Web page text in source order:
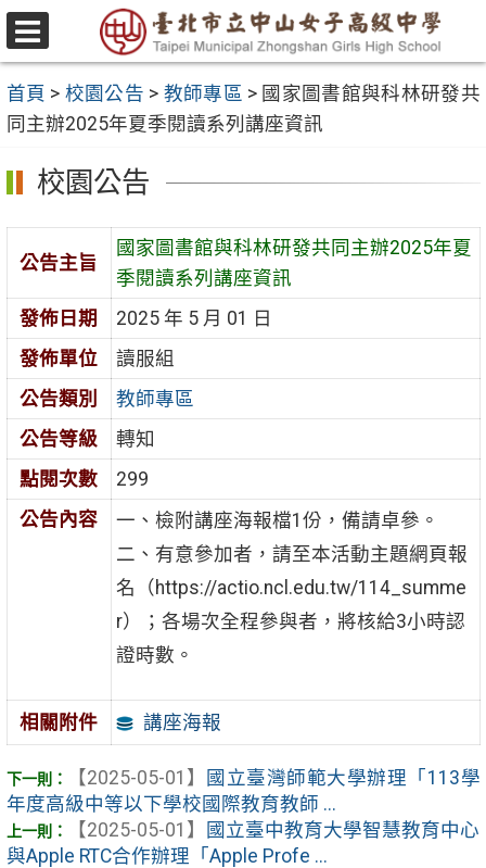
跳
至
要
內
容
區
選
單
首頁 > 校園公告 > 教師專區 > 國家圖書館與科林研發共
同主辦2025年夏季閱讀系列講座資訊
校園公告
公告主旨
國家圖書館與科林研發共同主辦2025年夏
季閱讀系列講座資訊
發佈日期
2025 年 5 月 01 日
發佈單位
讀服組
公告類別
教師專區
公告等級
轉知
點閱次數
299
公告內容
一、檢附講座海報檔1份，備請卓參。
二、有意參加者，請至本活動主題網頁報
名（https://actio.ncl.edu.tw/114_summe
r）；各場次全程參與者，將核給3小時認
證時數。
相關附件 講座海報
【2025-05-01】
國立臺灣師範大學辦理「113學
年度高級中等以下學校國際教育教師 ...
【2025-05-01】
國立臺中教育大學智慧教育中心
與Apple RTC合作辦理「Apple Profe ...